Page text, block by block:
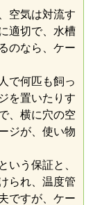
空気は対流す
適切で、水槽
のなら、ケー
で何匹も飼っ
を置いたりす
、横に穴の空
ジが、使い物
いう保証と、
られ、温度管
ですが、ケー